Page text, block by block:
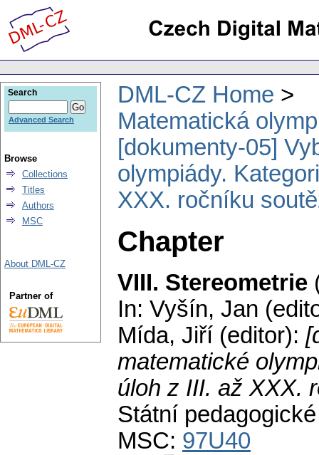
DML-CZ Home
Matematická
[dokumenty-05]
olympiády.
XXX. ročníku
Chapter
VIII. Stereometrie
In: Vyšín, Jan
Mída, Jiří (editor):
matematické
úloh z III. až XXX.
Státní
MSC: 97U40
Search
Advanced Search
Browse
Collections
Titles
Authors
MSC
About DML-CZ
Partner of